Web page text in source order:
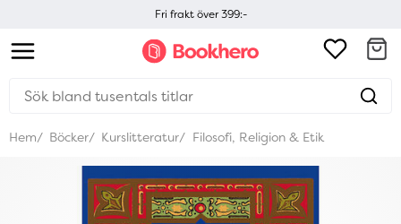
Fri frakt över 399:-
Hem Böcker Kurslitteratur Filosofi, Religion & Etik